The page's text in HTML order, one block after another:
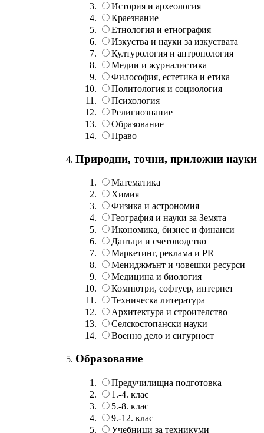
История и археология
Краезнание
Етнология и етнография
Изкуства и науки за изкуствата
Културология и антропология
Медии и журналистика
Философия, естетика и етика
Политология и социология
Психология
Религиознание
Образование
Право
Природни, точни, приложни науки
Математика
Химия
Физика и астрономия
География и науки за Земята
Икономика, бизнес и финанси
Данъци и счетоводство
Маркетинг, реклама и PR
Мениджмънт и човешки ресурси
Медицина и биология
Компютри, софтуер, интернет
Техническа литература
Архитектура и строителство
Селскостопански науки
Военно дело и сигурност
Образование
Предучилищна подготовка
1.-4. клас
5.-8. клас
9.-12. клас
Учебници за техникуми